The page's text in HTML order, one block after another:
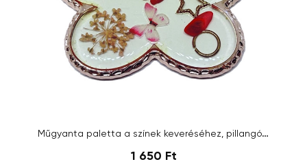
Műgyanta paletta a színek keveréséhez, pillangó,természet
1 650 Ft